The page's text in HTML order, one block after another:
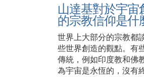
山達基對於宇宙
的宗教信仰是什
世界上大部分的宗教都
些世界創造的觀點。有
傳統，例如印度教和佛
為宇宙是永恆的，沒有